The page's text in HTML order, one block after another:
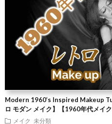
Modern 1960’s Inspired Makeup
ロ モダン メイク】【1960年代メイ
メイク 未分類